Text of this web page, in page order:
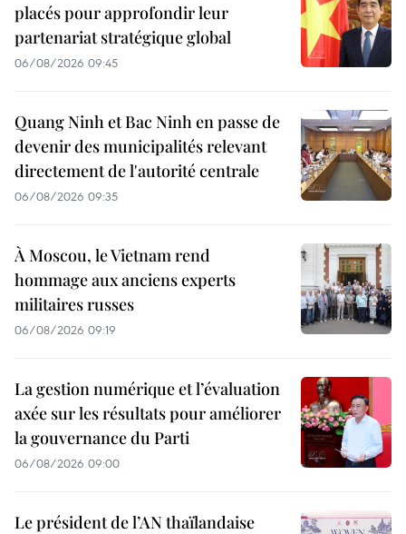
placés pour approfondir leur
partenariat stratégique global
06/08/2026 09:45
Quang Ninh et Bac Ninh en passe de
devenir des municipalités relevant
directement de l'autorité centrale
06/08/2026 09:35
À Moscou, le Vietnam rend
hommage aux anciens experts
militaires russes
06/08/2026 09:19
La gestion numérique et l’évaluation
axée sur les résultats pour améliorer
la gouvernance du Parti
06/08/2026 09:00
Le président de l’AN thaïlandaise